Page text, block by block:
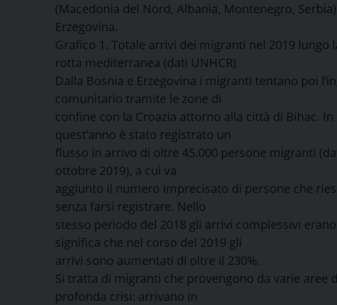
(Macedonia del Nord, Albania, Montenegro,
Erzegovina.
Grafico 1. Totale arrivi dei migranti nel 2019 lungo
rotta mediterranea (dati UNHCR)
Dalla Bosnia e Erzegovina i migranti tentano poi
comunitario tramite le zone di
confine con la Croazia attorno alla città di Bihac. In
quest’anno è stato registrato un
flusso in arrivo di oltre 45.000 persone migranti
ottobre 2019), a cui va
aggiunto il numero imprecisato di persone che
senza farsi registrare. Nello
stesso periodo del 2018 gli arrivi complessivi
significa che nel corso del 2019 gli
arrivi sono aumentati di oltre il 230%.
Si tratta di migranti che provengono da varie aree
profonda crisi: arrivano in